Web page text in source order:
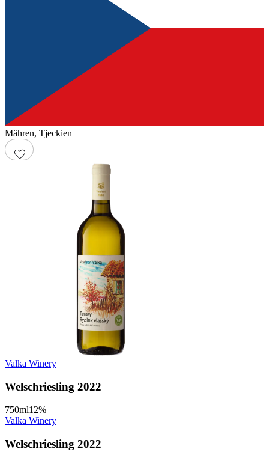
Mähren, Tjeckien
Valka Winery
Welschriesling 2022
750ml12%
Valka Winery
Welschriesling 2022